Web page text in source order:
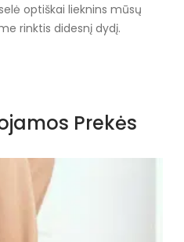
optiškai lieknins mūsų
rinktis didesnį dydį.
Juoda
Juoda
Prekės